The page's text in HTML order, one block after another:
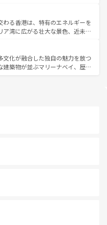
、ベトナムコーヒーなどは、ぜ
の地域を訪れてもあたたかい人々
ので、きっと忘れられない旅にな
部ではチェンマイなどの山岳地
部ではプーケットやクラビの美し
を楽しむことができる。タイ料理
で、どの季節にも異なる楽しみ
すいタイの人々、仏教を中心とし
光資源が、訪れる旅人を魅了し続
わる香港は、特有のエネルギーを
ア湾に広がる壮大な景色、近未来
るはず。観光スポットが密集し
ろを回れるのも魅力。息をのむよ
験まで、香港を存分に楽しみ尽く
文化が融合した独自の魅力を放つ
建築物が並ぶマリーナベイ、歴史
情を楽しめる外せないスポット